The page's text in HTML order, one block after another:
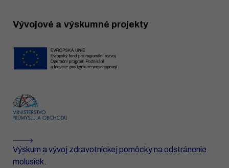
Vývojové a výskumné projekty
Výskum a vývoj zdravotníckej pomôcky na odstránenie
molusiek.